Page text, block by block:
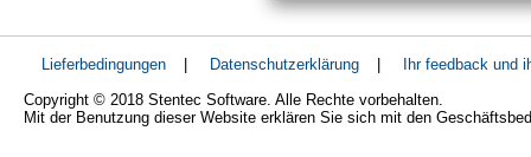
Lieferbedingungen | Datenschutzerklärung |
Ihr feedback und
Copyright © 2018 Stentec Software. Alle Rechte vorbehalten.
Mit der Benutzung dieser Website erklären Sie sich mit den